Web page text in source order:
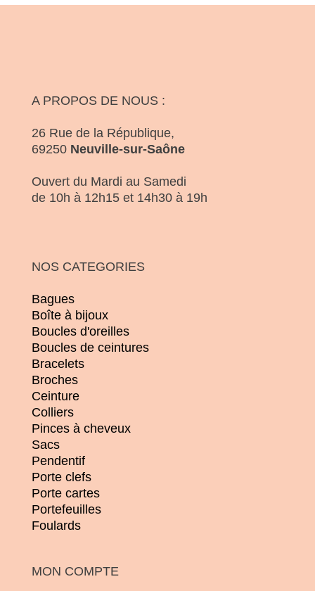
A PROPOS DE NOUS :
26 Rue de la République,
69250 Neuville-sur-Saône
Ouvert du Mardi au Samedi
de 10h à 12h15 et 14h30 à 19h
NOS CATEGORIES
Bagues
Boîte à bijoux
Boucles d'oreilles
Boucles de ceintures
Bracelets
Broches
Ceinture
Colliers
Pinces à cheveux
Sacs
Pendentif
Porte clefs
Porte cartes
Portefeuilles
Foulards
MON COMPTE